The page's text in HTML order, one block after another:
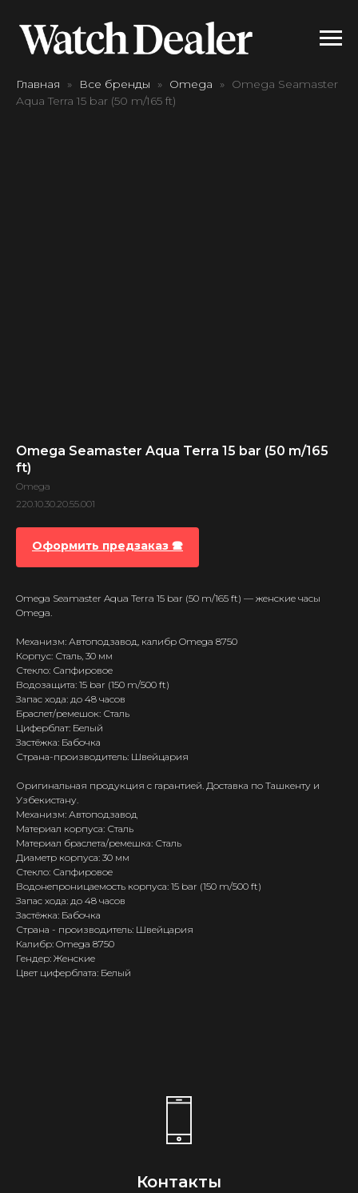
Главная Все бренды Omega
Omega Seamaster
Aqua Terra 15 bar (50 m/165 ft)
Omega Seamaster Aqua Terra 15 bar (50 m/165
ft)
Omega
220.10.30.20.55.001
Оформить предзаказ 🕿
Omega Seamaster Aqua Terra 15 bar (50 m/165 ft) — женские часы
Omega.
Механизм: Автоподзавод, калибр Omega 8750
Корпус: Сталь, 30 мм
Стекло: Сапфировое
Водозащита: 15 bar (150 m/500 ft)
Запас хода: до 48 часов
Браслет/ремешок: Сталь
Циферблат: Белый
Застёжка: Бабочка
Страна-производитель: Швейцария
Оригинальная продукция с гарантией. Доставка по Ташкенту и
Узбекистану.
Механизм: Автоподзавод
Материал корпуса: Сталь
Материал браслета/ремешка: Сталь
Диаметр корпуса: 30 мм
Стекло: Сапфировое
Водонепроницаемость корпуса: 15 bar (150 m/500 ft)
Запас хода: до 48 часов
Застёжка: Бабочка
Страна - производитель: Швейцария
Калибр: Omega 8750
Гендер: Женские
Цвет циферблата: Белый
Контакты